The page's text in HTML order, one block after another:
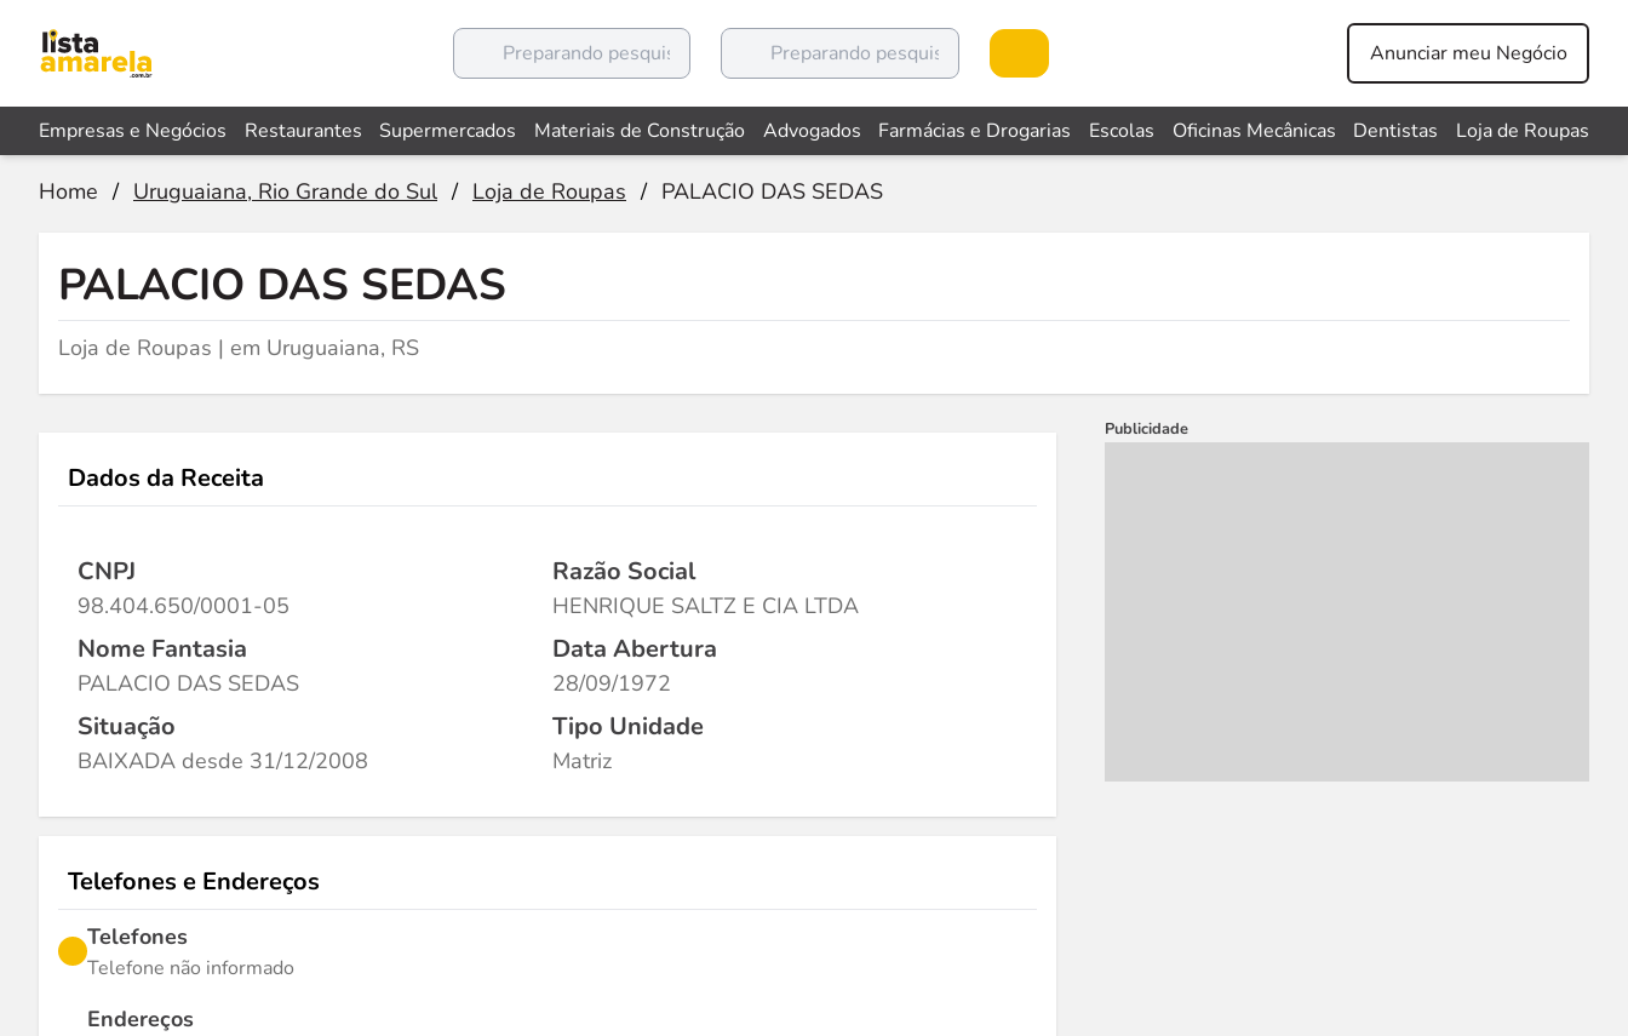
Anunciar meu Negócio
Empresas e Negócios Restaurantes Supermercados Materiais de Construção Advogados Farmácias e Drogarias Escolas Oficinas Mecânicas Dentistas Loja de Roupas
Home / Uruguaiana, Rio Grande do Sul / Loja de Roupas / PALACIO DAS SEDAS
PALACIO DAS SEDAS
Loja de Roupas | em Uruguaiana, RS
Dados da Receita
CNPJ
98.404.650/0001-05
Razão Social
HENRIQUE SALTZ E CIA LTDA
Nome Fantasia
PALACIO DAS SEDAS
Data Abertura
28/09/1972
Situação
BAIXADA desde 31/12/2008
Tipo Unidade
Matriz
Telefones e Endereços
Telefones
Telefone não informado
Endereços
Publicidade